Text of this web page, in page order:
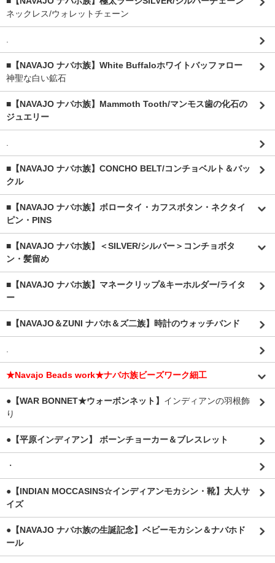
ネックレス/ウォレットチェーン
.
■【NAVAJO ナバホ族】White Buffaloホワイトバッファロー
神聖な白い鉱石
■【NAVAJO ナバホ族】Mammoth Tooth/マンモス歯の化石の
ジュエリー
.
■【NAVAJO ナバホ族】CONCHO BELT/コンチョベルト＆バッ
クル
■【NAVAJO ナバホ族】ボロータイ・カフスボタン・ネクタイ
ピン・PINS
■【NAVAJO ナバホ族】＜SILVER/シルバー＞コンチョボタ
ン・髪留め
■【NAVAJO ナバホ族】マネークリップ&キーホルダー/ライタ
ー
■【NAVAJO＆ZUNI ナバホ＆ズ二族】時計のウォッチバンド
.
★Navajo Beads work★ナバホ族ビーズワーク細工
●【WAR BONNET★ウォーボンネット】 インディアンの羽根飾
り
●【平原インディアン】 ボーンチョーカー＆ブレスレット
・
●【INDIAN MOCCASINS☆インディアンモカシン・靴】大人サ
イズ
●【NAVAJO ナバホ族の生誕記念】ベビーモカシン＆ナバホド
ール